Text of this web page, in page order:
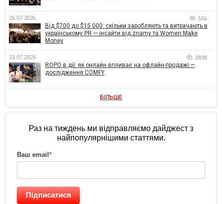
26.07.2026 556
Від $700 до $15 000: скільки заробляють та витрачають в
українському PR — інсайти від znamy та Women Make
Money
25.07.2026 2838
ROPO в дії: як онлайн впливає на офлайн-продажі —
дослідження COMFY
БІЛЬШЕ
Раз на тиждень ми відправляємо дайджест з
найпопулярнішими статтями.
Ваш email *
Підписатися